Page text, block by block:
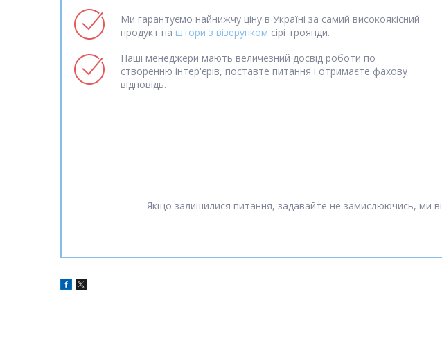
Ми гарантуємо найнижчу ціну в Україні за самий високоякісний
продукт на штори з візерунком сірі троянди.
Наші менеджери мають величезний досвід роботи по
створенню інтер'єрів, поставте питання і отримаєте фахову
відповідь.
Якщо залишилися питання, задавайте не замислюючись, ми